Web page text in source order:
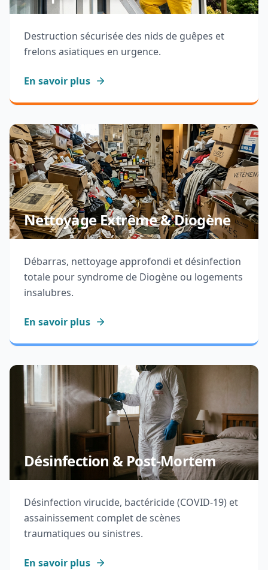
Destruction sécurisée des nids de guêpes et
frelons asiatiques en urgence.
En savoir plus
Nettoyage Extrême & Diogène
Débarras, nettoyage approfondi et désinfection
totale pour syndrome de Diogène ou logements
insalubres.
En savoir plus
Désinfection & Post-Mortem
Désinfection virucide, bactéricide (COVID-19) et
assainissement complet de scènes
traumatiques ou sinistres.
En savoir plus